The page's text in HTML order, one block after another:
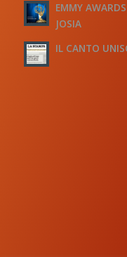
EMMY
JOSIA
IL CANTO